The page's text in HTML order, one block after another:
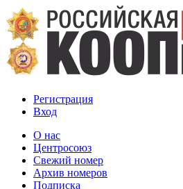
Регистрация
Вход
О нас
Центросоюз
Свежий номер
Архив номеров
Подписка